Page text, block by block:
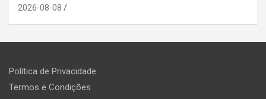
2026-08-08
Política de Privacidade
Termos e Condições